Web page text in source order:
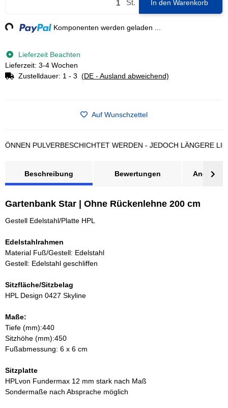
St. In den Warenkorb
Komponenten werden geladen ...
Lieferzeit Beachten
Lieferzeit: 3-4 Wochen
Zustelldauer: 1 - 3 (DE - Ausland abweichend)
Auf Wunschzettel
PULVERBESCHICHTET WERDEN - JEDOCH LÄNGERE
Beschreibung Bewertungen Angebot
Gartenbank Star | Ohne Rückenlehne 200 cm
Gestell Edelstahl/Platte HPL
Edelstahlrahmen
Material Fuß/Gestell: Edelstahl
Gestell: Edelstahl geschliffen
Sitzfläche/Sitzbelag
HPL Design 0427 Skyline
Maße:
Tiefe (mm):440
Sitzhöhe (mm):450
Fußabmessung: 6 x 6 cm
Sitzplatte
HPLvon Fundermax 12 mm stark nach Maß
Sondermaße nach Absprache möglich